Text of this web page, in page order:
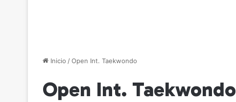
Inicio /Open Int. Taekwondo
Open Int. Taekwondo